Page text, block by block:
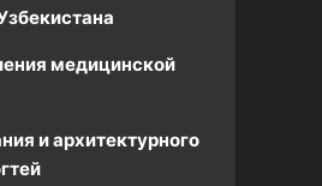
медицинской
и архитектурного